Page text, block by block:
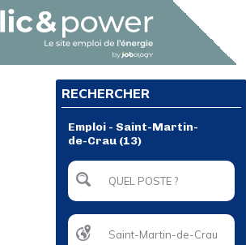
RECHERCHER
Emploi - Saint-Martin-
de-Crau (13)